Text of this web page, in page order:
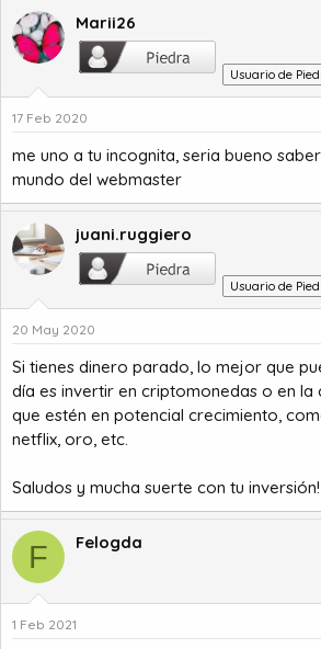
Marii26
Usuario de
17 Feb 2020
me uno a tu incognita, seria bueno
mundo del webmaster
juani.ruggiero
Usuario de
20 May 2020
Si tienes dinero parado, lo mejor que
día es invertir en criptomonedas o en
que estén en potencial crecimiento,
netflix, oro, etc.
Saludos y mucha suerte con tu inversión!
F Felogda
1 Feb 2021